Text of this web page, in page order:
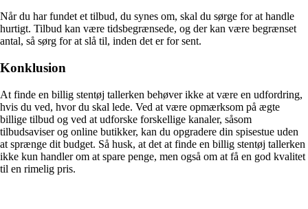
Når du har fundet et tilbud, du synes om, skal du sørge for at handle
hurtigt. Tilbud kan være tidsbegrænsede, og der kan være begrænset
antal, så sørg for at slå til, inden det er for sent.
Konklusion
At finde en billig stentøj tallerken behøver ikke at være en udfordring,
hvis du ved, hvor du skal lede. Ved at være opmærksom på ægte
billige tilbud og ved at udforske forskellige kanaler, såsom
tilbudsaviser og online butikker, kan du opgradere din spisestue uden
at sprænge dit budget. Så husk, at det at finde en billig stentøj tallerken
ikke kun handler om at spare penge, men også om at få en god kvalitet
til en rimelig pris.